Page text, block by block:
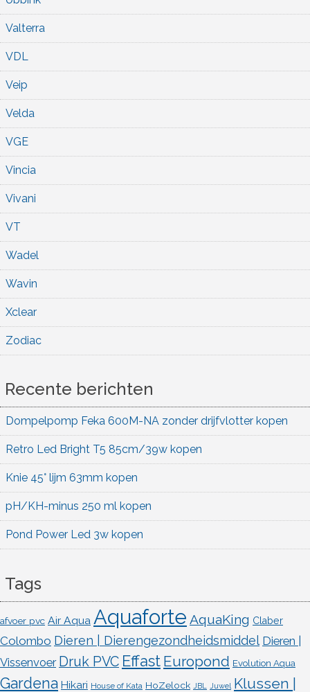
Valterra
VDL
Veip
Velda
VGE
Vincia
Vivani
VT
Wadel
Wavin
Xclear
Zodiac
Recente berichten
Dompelpomp Feka 600M-NA zonder drijfvlotter kopen
Retro Led Bright T5 85cm/39w kopen
Knie 45° lijm 63mm kopen
pH/KH-minus 250 ml kopen
Pond Power Led 3w kopen
Tags
afvoer pvc Air Aqua Aquaforte AquaKing Claber
Colombo Dieren | Dierengezondheidsmiddel Dieren |
Vissenvoer Druk PVC Effast Europond Evolution Aqua
Gardena Hikari House of Kata HoZelock JBL Juwel Klussen |